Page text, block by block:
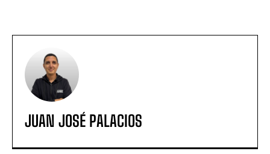
JUAN JOSÉ PALACIOS